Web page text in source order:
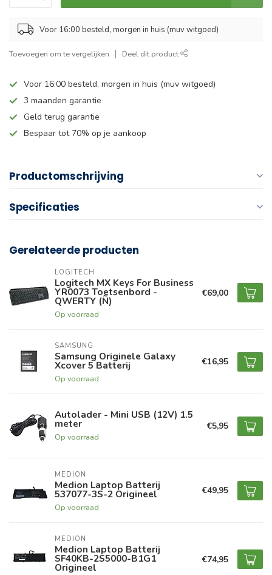
Voor 16:00 besteld, morgen in huis (muv witgoed)
Toevoegen om te vergelijken Deel dit product
Voor 16:00 besteld, morgen in huis (muv witgoed)
3 maanden garantie
Geld terug garantie
Bespaar tot 70% op je aankoop
Productomschrijving
Specificaties
Gerelateerde producten
LOGITECH
Logitech MX Keys For Business
YR0073 Toetsenbord -
QWERTY (Ñ)
Op voorraad
€69,00
SAMSUNG
Samsung Originele Galaxy
Xcover 5 Batterij
Op voorraad
€16,95
Autolader - Mini USB (12V) 1.5
meter
Op voorraad
€5,95
MEDION
Medion Laptop Batterij
537077-3S-2 Origineel
Op voorraad
€49,95
MEDION
Medion Laptop Batterij
SF40KB-2S5000-B1G1
Origineel
€74,95